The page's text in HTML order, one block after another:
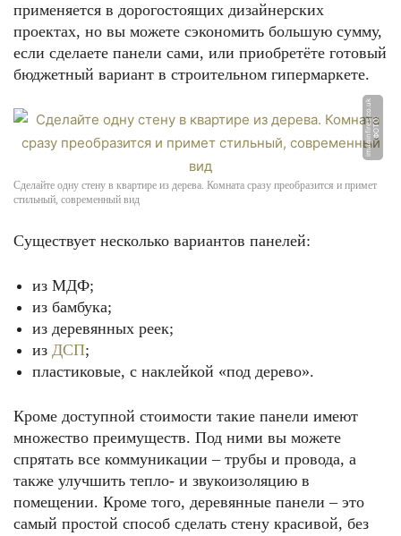
применяется в дорогостоящих дизайнерских
проектах, но вы можете сэкономить большую сумму,
если сделаете панели сами, или приобретёте готовый
бюджетный вариант в строительном гипермаркете.
Ф
О
Т
О:
i
m
a
gi
n
fi
r
e
s.
c
o.
u
k
Сделайте одну стену в квартире из дерева. Комната сразу преобразится и примет
стильный, современный вид
Существует несколько вариантов панелей:
из МДФ;
из бамбука;
из деревянных реек;
из ДСП;
пластиковые, с наклейкой «под дерево».
Кроме доступной стоимости такие панели имеют
множество преимуществ. Под ними вы можете
спрятать все коммуникации – трубы и провода, а
также улучшить тепло- и звукоизоляцию в
помещении. Кроме того, деревянные панели – это
самый простой способ сделать стену красивой, без